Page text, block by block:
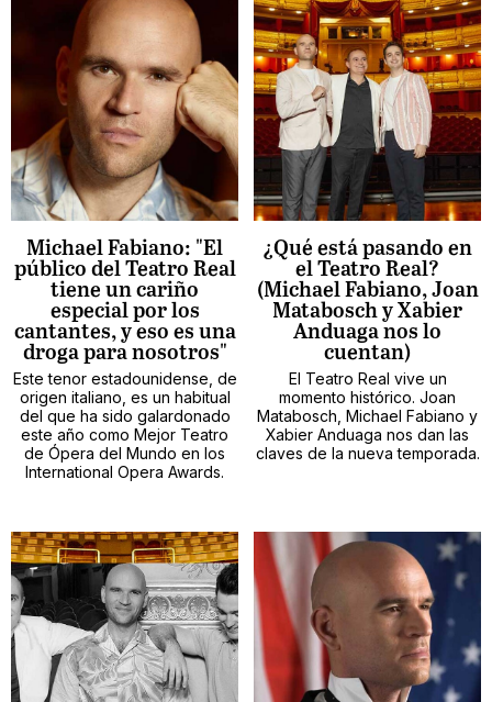
Michael Fabiano: "El
público del Teatro Real
tiene un cariño
especial por los
cantantes, y eso es una
droga para nosotros"
Este tenor estadounidense, de
origen italiano, es un habitual
del que ha sido galardonado
este año como Mejor Teatro
de Ópera del Mundo en los
International Opera Awards.
¿Qué está pasando en
el Teatro Real?
(Michael Fabiano, Joan
Matabosch y Xabier
Anduaga nos lo
cuentan)
El Teatro Real vive un
momento histórico. Joan
Matabosch, Michael Fabiano y
Xabier Anduaga nos dan las
claves de la nueva temporada.